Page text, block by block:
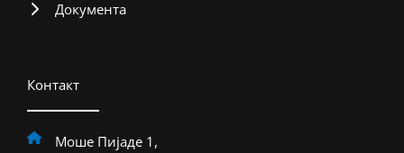
Документа
Контакт
Моше Пијаде 1,